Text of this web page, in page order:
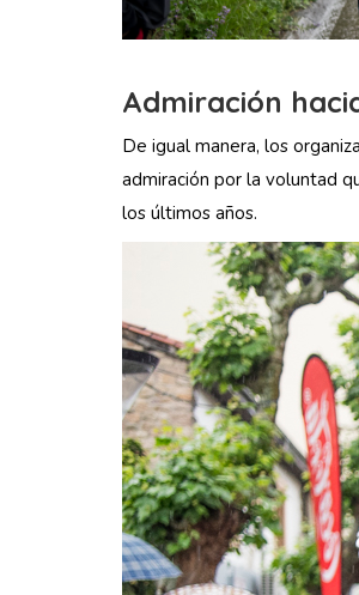
Admiración
De igual manera, los
admiración por la voluntad
los últimos años.